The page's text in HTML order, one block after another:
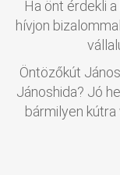
Ha önt érdekli
hívjon
Öntözőkút
Jánoshida? Jó
bármilyen